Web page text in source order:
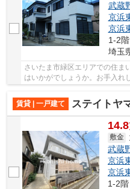
武蔵
京浜
京浜
1-2
埼玉
さいたま市緑区エリアでの住ま
はいかがでしょうか。お手入れ
賃貸 | 一戸建て
ステイトヤ
14.8
敷金
武蔵
京浜
京浜
1-2